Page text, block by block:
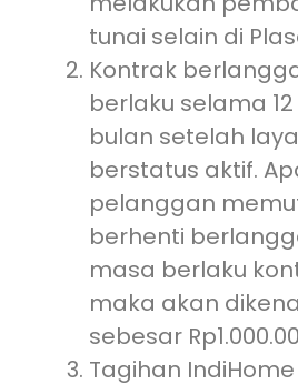
tunai selain di
Kontrak
berlaku selama
bulan setelah
berstatus aktif.
pelanggan
berhenti
masa berlaku
maka akan
sebesar
Tagihan